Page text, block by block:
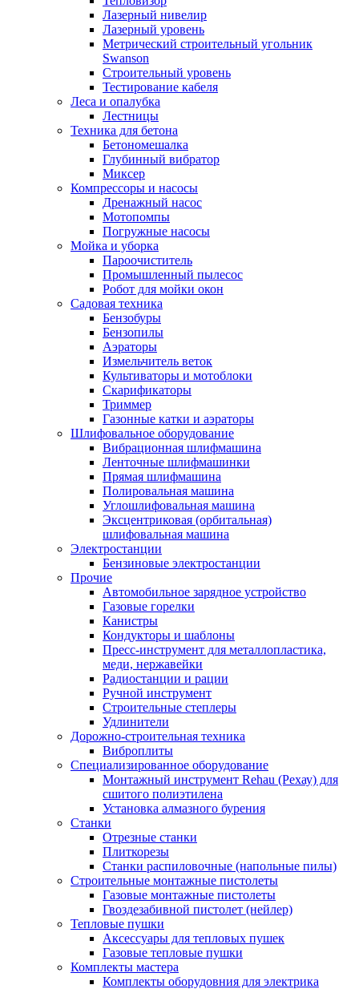
Лазерный нивелир
Лазерный уровень
Метрический строительный угольник
Swanson
Строительный уровень
Тестирование кабеля
Леса и опалубка
Лестницы
Техника для бетона
Бетономешалка
Глубинный вибратор
Миксер
Компрессоры и насосы
Дренажный насос
Мотопомпы
Погружные насосы
Мойка и уборка
Пароочиститель
Промышленный пылесос
Робот для мойки окон
Садовая техника
Бензобуры
Бензопилы
Аэраторы
Измельчитель веток
Культиваторы и мотоблоки
Скарификаторы
Триммер
Газонные катки и аэраторы
Шлифовальное оборудование
Вибрационная шлифмашина
Ленточные шлифмашинки
Прямая шлифмашина
Полировальная машина
Углошлифовальная машина
Эксцентриковая (орбитальная)
шлифовальная машина
Электростанции
Бензиновые электростанции
Прочие
Автомобильное зарядное устройство
Газовые горелки
Канистры
Кондукторы и шаблоны
Пресс-инструмент для металлопластика,
меди, нержавейки
Радиостанции и рации
Ручной инструмент
Строительные степлеры
Удлинители
Дорожно-строительная техника
Виброплиты
Специализированное оборудование
Монтажный инструмент Rehau (Рехау) для
сшитого полиэтилена
Установка алмазного бурения
Станки
Отрезные станки
Плиткорезы
Станки распиловочные (напольные пилы)
Строительные монтажные пистолеты
Газовые монтажные пистолеты
Гвоздезабивной пистолет (нейлер)
Тепловые пушки
Аксессуары для тепловых пушек
Газовые тепловые пушки
Комплекты мастера
Комплекты оборудовния для электрика